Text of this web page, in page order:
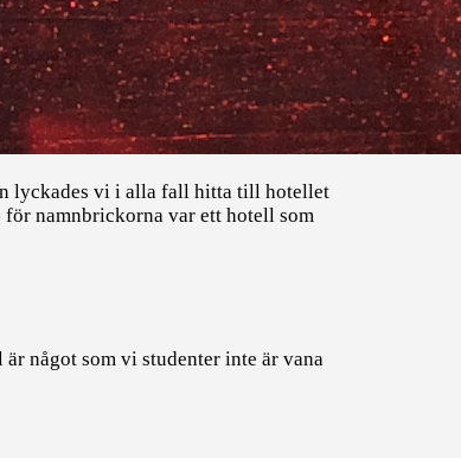
lyckades vi i alla fall hitta till hotellet
namnbrickorna var ett hotell som
något som vi studenter inte är vana